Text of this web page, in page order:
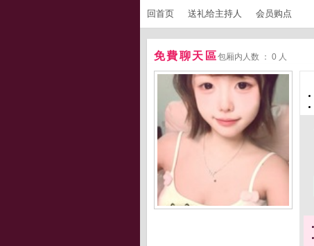
回首页 送礼给主持人 会员购点
免費聊天區包厢内人数 ： 0 人